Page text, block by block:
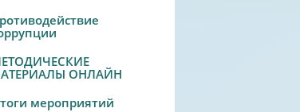
ОНЛАЙН
мероприятий